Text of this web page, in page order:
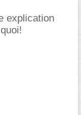
explication